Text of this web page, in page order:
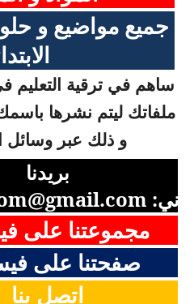
جميع مواضيع و
ساهم في ترقية التعليم
ملفاتك ليتم نشرها باسمك
و ذلك عبر وسائل
بريدنا
مجموعتنا على
صفحتنا على
اتصل بنا